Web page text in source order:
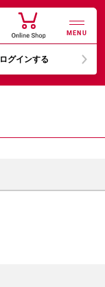
MENU
ログインする